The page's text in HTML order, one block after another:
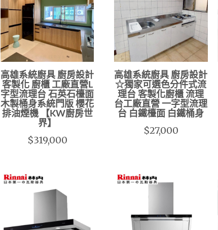
高雄系統廚具 廚房設計
客製化 廚櫃 工廠直營L
字型流理台 石英石檯面
木製桶身系統門版 櫻花
排油煙機 【KW廚房世
界】
$319,000
高雄系統廚具 廚房設計
☆獨家可選色分件式流
理台 客製化廚櫃 流理
台工廠直營 一字型流理
台 白鐵檯面 白鐵桶身
$27,000